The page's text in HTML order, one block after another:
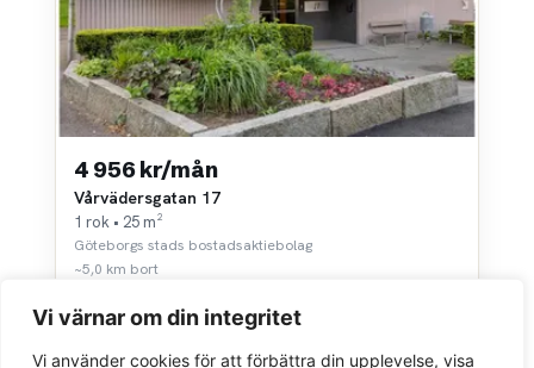
Vi värnar om din integritet
Vi använder cookies för att förbättra din upplevelse, visa
4 956 kr/mån
Vårvädersgatan 17
1 rok • 25 m²
Göteborgs stads bostadsaktiebolag
~5,0 km bort